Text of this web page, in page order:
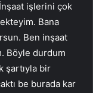
işlerini çok
Bana
Ben inşaat
Böyle durdum
şartıyla bir
be burada kar